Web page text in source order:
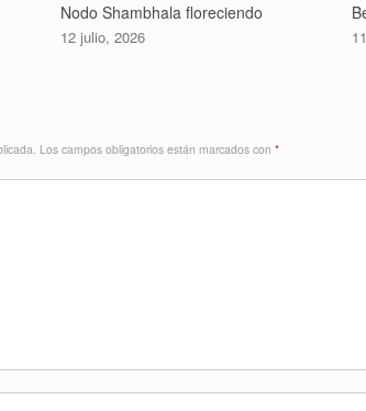
Nodo Shambhala floreciendo
12 julio, 2026
Los campos obligatorios están marcados con *